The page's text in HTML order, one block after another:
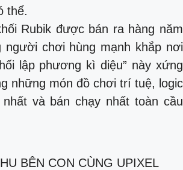
thể.
Rubik được bán ra hàng năm
người chơi hùng mạnh khắp nơi
lập phương kì diệu” này xứng
những món đồ chơi trí tuệ, logic
và bán chạy nhất toàn cầu
BÊN CON CÙNG UPIXEL